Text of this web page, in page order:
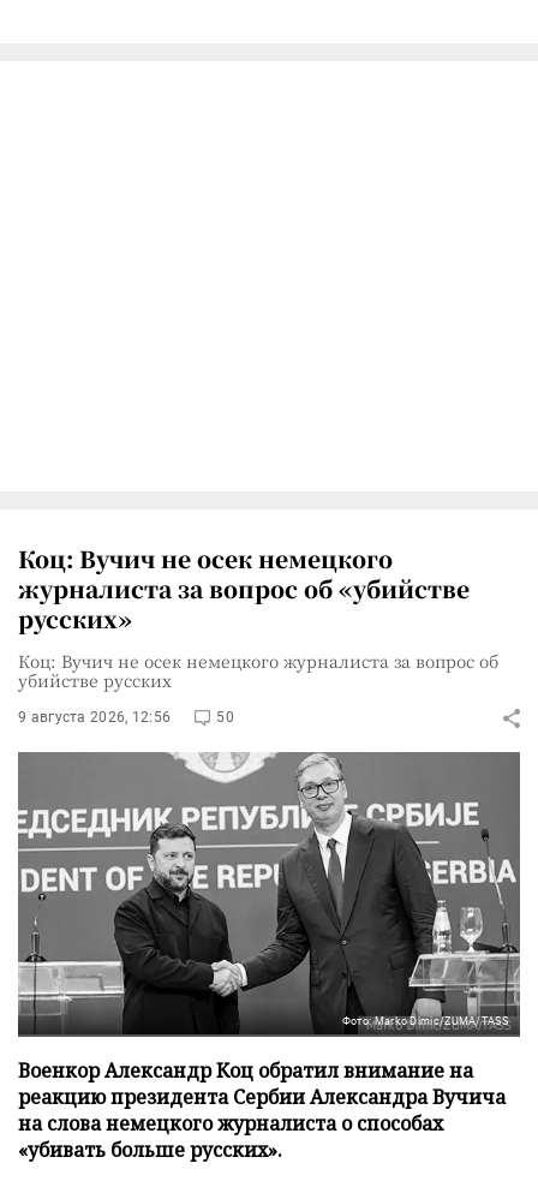
Коц: Вучич не осек немецкого
журналиста за вопрос об «убийстве
русских»
Коц: Вучич не осек немецкого журналиста за вопрос об
убийстве русских
9 августа 2026, 12:56 50
Фото: Marko Dimic/ZUMA/TASS
Военкор Александр Коц обратил внимание на
реакцию президента Сербии Александра Вучича
на слова немецкого журналиста о способах
«убивать больше русских».